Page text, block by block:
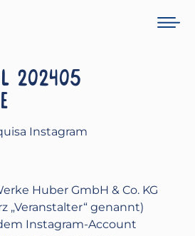
202405
Instagram
Huber GmbH & Co. KG
„Veranstalter“ genannt)
Instagram-Account